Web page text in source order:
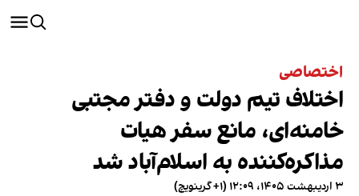
اختصاصی
اختلاف تیم دولت و دفتر مجتبی
خامنه‌ای، مانع سفر هیات
مذاکره‌کننده به اسلام‌آباد شد
۳ اردیبهشت ۱۴۰۵، ۱۲:۰۹ (‎+۱ گرینویچ)